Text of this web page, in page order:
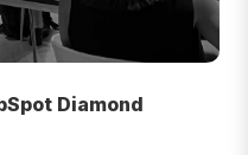
Diamond